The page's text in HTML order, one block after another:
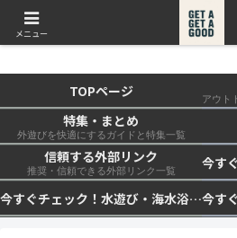
get a get a
TOPページ
特集・まとめ
外遊びを快適にするガイドと特集一覧
信頼する外部リンク
推奨・信頼できる外部リンク一覧
今すぐチェック！水遊び・海水浴の快適化計画｜浮き輪・服装・日陰・安全対策を総まとめ🏖️🌊✨
メニュー